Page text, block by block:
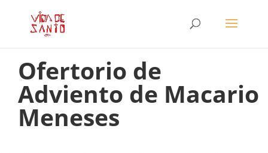
Ofertorio de
Adviento de Macario
Meneses